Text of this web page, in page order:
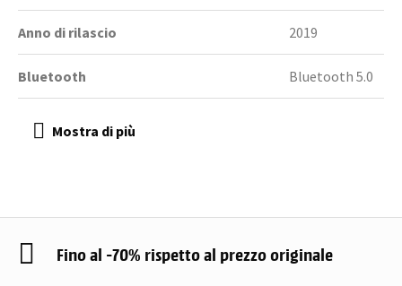
Anno di rilascio 2019
Bluetooth Bluetooth 5.0
Fino al -70% rispetto al prezzo originale